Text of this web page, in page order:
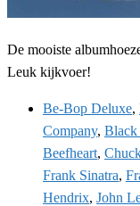
De mooiste
Leuk kijkvoer!
Be-Bop Deluxe,
Company, Black
Beefheart,
Frank Sinatra,
Hendrix, John